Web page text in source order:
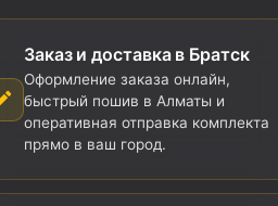
Заказ и доставка в Братск
Оформление заказа онлайн,
быстрый пошив в Алматы и
оперативная отправка комплекта
прямо в ваш город.